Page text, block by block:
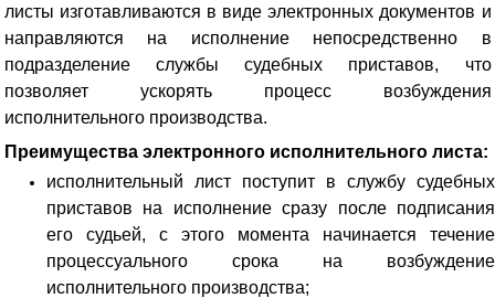
листы изготавливаются в виде электронных документов и
направляются на исполнение непосредственно в
подразделение службы судебных приставов, что
позволяет ускорять процесс возбуждения
исполнительного производства.
Преимущества электронного исполнительного листа:
исполнительный лист поступит в службу судебных
приставов на исполнение сразу после подписания
его судьей, с этого момента начинается течение
процессуального срока на возбуждение
исполнительного производства;